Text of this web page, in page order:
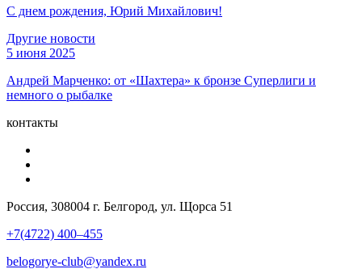
С днем рождения, Юрий Михайлович!
Другие новости
5 июня 2025
Андрей Марченко: от «Шахтера» к бронзе Суперлиги и
немного о рыбалке
контакты
Россия, 308004 г. Белгород, ул. Щорса 51
+7(4722) 400–455
belogorye-club@yandex.ru